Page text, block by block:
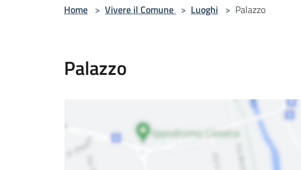
Home > Vivere il Comune > Luoghi > Palazzo
Palazzo